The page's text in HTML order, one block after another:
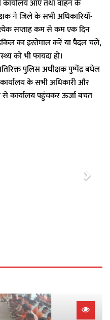
आएं तथा वाहन के
ने जिले के सभी अधिकारियों-
सप्ताह कम से कम एक दिन
का इस्तेमाल करें या पैदल चलें,
को भी फायदा हो।
पुलिस अधीक्षक पुष्पेंद्र बघेल
के सभी अधिकारी और
से कार्यालय पहुंचकर ऊर्जा बचत
N